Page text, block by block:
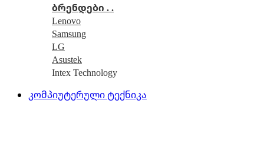
ბრენდები . .
Lenovo
Samsung
LG
Asustek
Intex Technology
კომპიუტერული ტექნიკა